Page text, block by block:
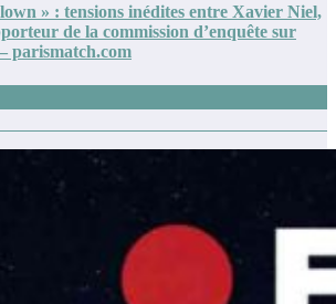
» : tensions inédites entre Xavier Niel,
de la commission d’enquête sur
parismatch.com